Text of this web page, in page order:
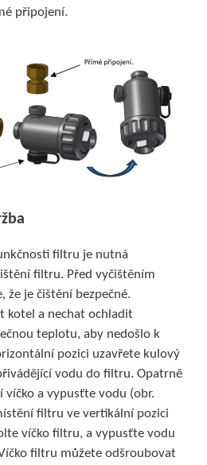
připojení.
filtru je nutná
filtru. Před vyčištěním
je čištění bezpečné.
kotel a nechat ochladit
teplotu, aby nedošlo k
pozici uzavřete kulový
vodu do filtru. Opatrně
a vypusťte vodu (obr.
filtru ve vertikální pozici
víčko filtru, a vypusťte vodu
filtru můžete odšroubovat